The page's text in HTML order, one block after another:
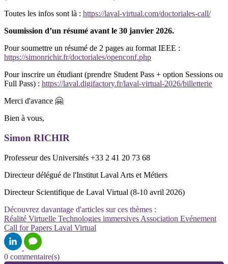
Toutes les infos sont là : https://laval-virtual.com/doctoriales-call/
Soumission d’un résumé avant le 30 janvier 2026.
Pour soumettre un résumé de 2 pages au format IEEE :
https://simonrichir.fr/doctoriales/openconf.php
Pour inscrire un étudiant (prendre Student Pass + option Sessions ou
Full Pass) : https://laval.digifactory.fr/laval-virtual-2026/billetterie
Merci d'avance 🤗
Bien à vous,
Simon RICHIR
Professeur des Universités +33 2 41 20 73 68
Directeur délégué de l'Institut Laval Arts et Métiers
Directeur Scientifique de Laval Virtual (8-10 avril 2026)
Découvrez davantage d'articles sur ces thèmes :
Réalité Virtuelle Technologies immersives Association Evénement
Call for Papers Laval Virtual
0 commentaire(s)